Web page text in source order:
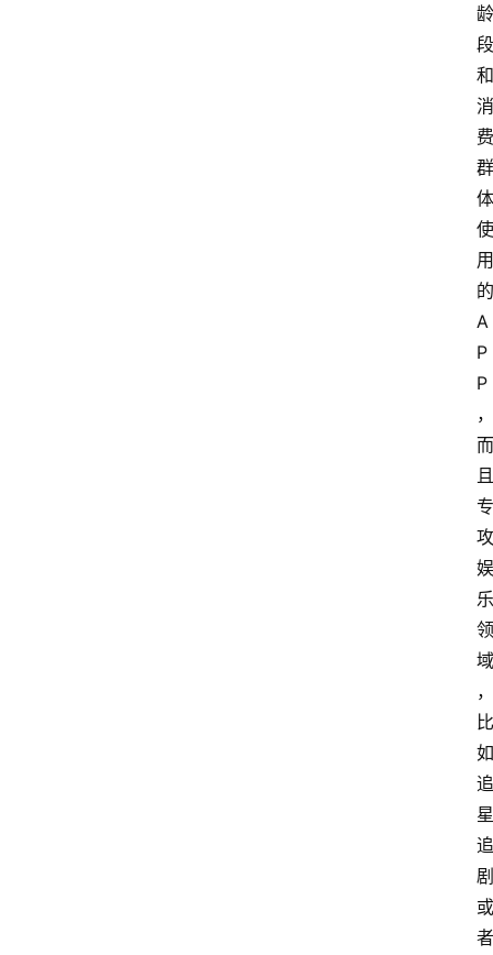
龄
段
和
消
费
群
体
使
用
的
A
P
P
，
而
且
专
攻
娱
乐
领
域
，
比
如
追
星
追
剧
或
者